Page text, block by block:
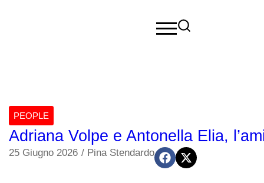
PEOPLE
Adriana Volpe e Antonella Elia,
25 Giugno 2026 / Pina Stendardo